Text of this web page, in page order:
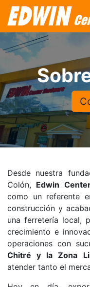
Desde nuestra
Colón, Edwin
como un referente
construcción y
una ferretería local,
crecimiento e
operaciones con
Chitré y la Zona
atender tanto el